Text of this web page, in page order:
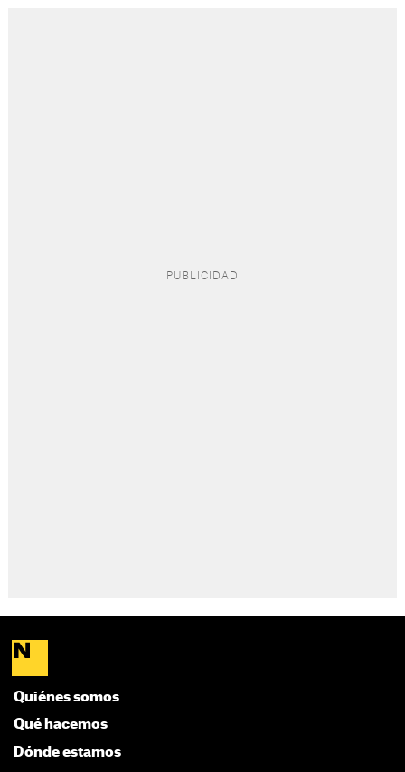
Quiénes somos
Qué hacemos
Dónde estamos